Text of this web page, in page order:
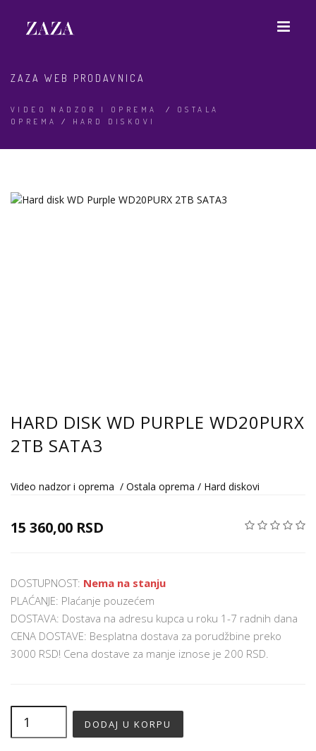
ZAZA WEB PRODAVNICA
VIDEO NADZOR I OPREMA / OSTALA
OPREMA
/ HARD DISKOVI
HARD DISK WD PURPLE WD20PURX
2TB SATA3
Video nadzor i oprema / Ostala oprema / Hard diskovi
15 360,00 RSD
DOSTUPNOST: Nema na stanju
PLAĆANJE: Plaćanje pouzećem
DOSTAVA: Dostava na adresu kupca u roku 1-7 radnih dana
CENA DOSTAVE: Besplatna dostava za porudžbine preko
3000 RSD! Cena dostave za manje iznose je 200 RSD.